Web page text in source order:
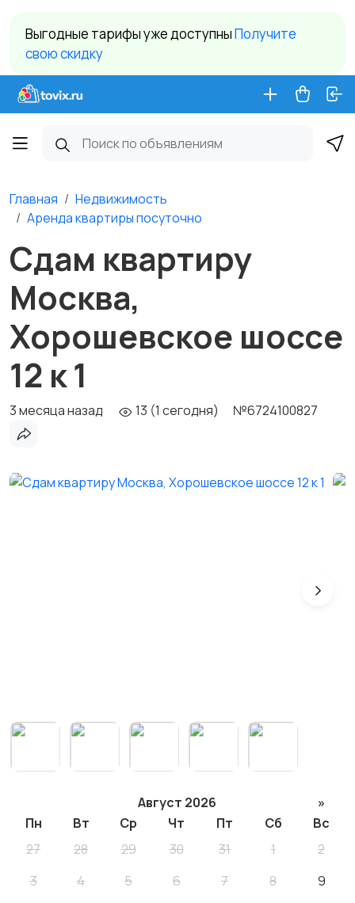
Выгодные тарифы уже доступныПолучите
свою скидку
Главная
Недвижимость
Аренда квартиры посуточно
Сдам квартиру
Москва,
Хорошевское шоссе
12 к 1
3 месяца назад 13 (1 сегодня) №6724100827
Август 2026
»
Пн
Вт Ср Чт Пт Сб
Вс
27
28 29 30 31 1
2
3
4 5 6 7 8
9